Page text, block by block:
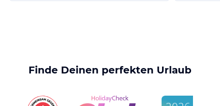
Finde Deinen perfekten Urlaub